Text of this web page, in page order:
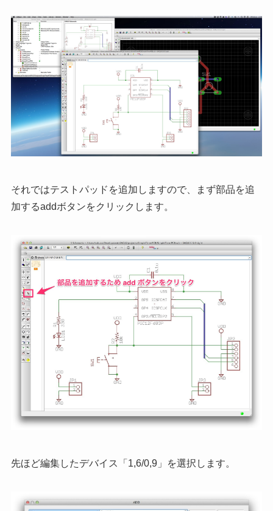
それではテストパッドを追加しますので、まず部品を追
加するaddボタンをクリックします。
先ほど編集したデバイス「1,6/0,9」を選択します。